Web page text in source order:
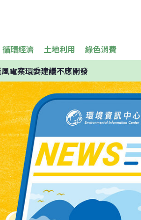
循環經濟 土地利用 綠色消費
電案環委建議不應開發